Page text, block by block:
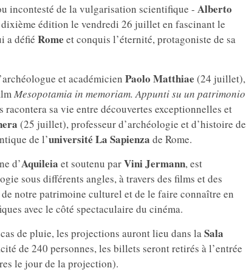
incontesté de la vulgarisation scientifique - Alberto
édition le vendredi 26 juillet en fascinant le
a défié Rome et conquis l’éternité, protagoniste de sa
et académicien Paolo Matthiae (24 juillet),
Mesopotamia in memoriam. Appunti su un patrimonio
racontera sa vie entre découvertes exceptionnelles et
(25 juillet), professeur d’archéologie et d’histoire de
de l’université La Sapienza de Rome.
d’Aquileia et soutenu parVini Jermann, est
sous différents angles, à travers des films et des
notre patrimoine culturel et de le faire connaître en
avec le côté spectaculaire du cinéma.
de pluie, les projections auront lieu dans laSala
de 240 personnes, les billets seront retirés à l’entrée
le jour de la projection).